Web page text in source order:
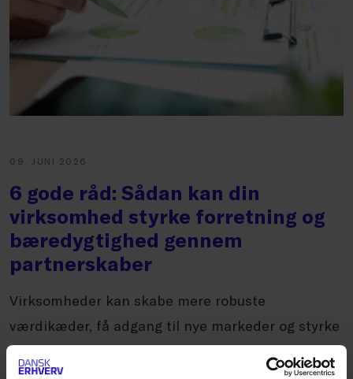
09. JUNI 2026
6 gode råd: Sådan kan din
virksomhed styrke forretning og
bæredygtighed gennem
partnerskaber
Virksomheder kan skabe mere robuste
værdikæder, få adgang til nye markeder og styrke
arbejdet med ansvarlighed gennem partnerskaber